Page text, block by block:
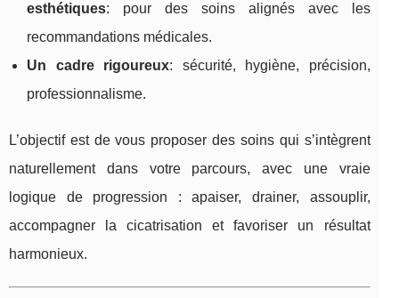
esthétiques: pour des soins alignés avec les
recommandations médicales.
Un cadre rigoureux: sécurité, hygiène, précision,
professionnalisme.
L’objectif est de vous proposer des soins qui s’intègrent
naturellement dans votre parcours, avec une vraie
logique de progression : apaiser, drainer, assouplir,
accompagner la cicatrisation et favoriser un résultat
harmonieux.